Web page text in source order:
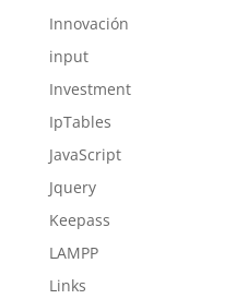
Innovación
input
Investment
IpTables
JavaScript
Jquery
Keepass
LAMPP
Links